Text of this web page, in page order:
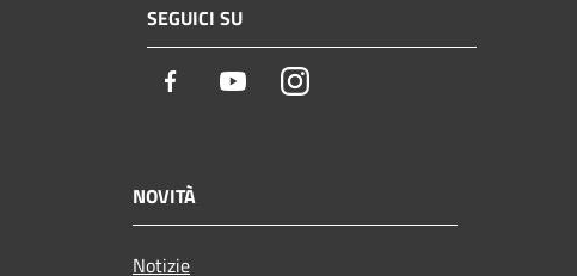
SEGUICI SU
Facebook YoutubeInstagram
NOVITÀ
Notizie